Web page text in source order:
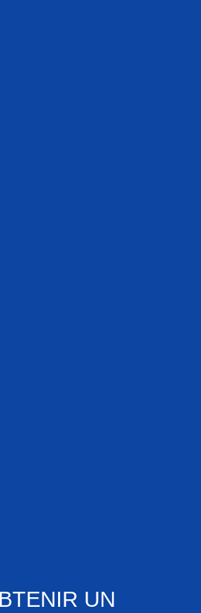
UN